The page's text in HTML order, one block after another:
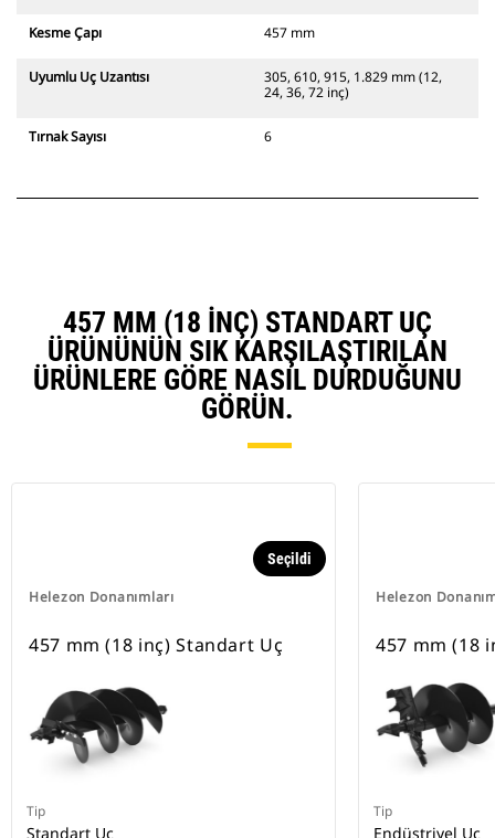
Kesme Çapı 457 mm
Uyumlu Uç Uzantısı
305, 610, 915, 1.829 mm (12,
24, 36, 72 inç)
Tırnak Sayısı 6
457 MM (18 INÇ) STANDART UÇ
ÜRÜNÜNÜN SIK KARŞILAŞTIRILAN
ÜRÜNLERE GÖRE NASIL DURDUĞUNU
GÖRÜN.
Helezon Donanımları
Seçildi
457 mm (18 inç) Standart Uç
Tip
Standart Uç
Helezon
457 mm (18
Tip
Endüstriyel Uç